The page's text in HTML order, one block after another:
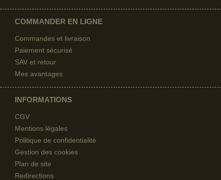
COMMANDER EN LIGNE
Commandes et livraison
Paiement sécurisé
SAV et retour
Mes avantages
INFORMATIONS
CGV
Mentions légales
Politique de confidentialité
Gestion des cookies
Plan de site
Redirections